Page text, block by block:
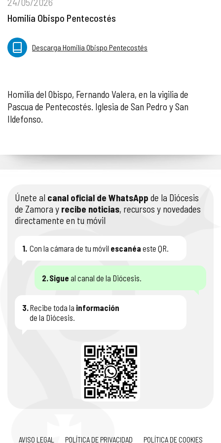
Homilía Obispo Pentecostés
Descarga Homilía Obispo Pentecostés
Homilía del Obispo, Fernando Valera, en la vigilia de
Pascua de Pentecostés. Iglesia de San Pedro y San
Ildefonso.
Únete al canal oficial de WhatsApp de la Diócesis
de Zamora y recibe noticias, recursos y novedades
directamente en tu móvil
1. Con la cámara de tu móvil escanéa este QR.
2.Sigue al canal de la Diócesis.
3.Recibe toda la información
de la Diócesis.
AVISO LEGAL POLÍTICA DE PRIVACIDAD POLÍTICA DE COOKIES